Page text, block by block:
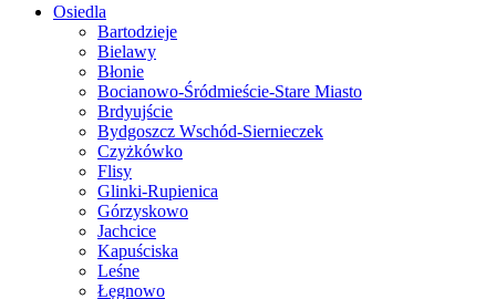
Osiedla
Bartodzieje
Bielawy
Błonie
Bocianowo-Śródmieście-Stare Miasto
Brdyujście
Bydgoszcz Wschód-Siernieczek
Czyżkówko
Flisy
Glinki-Rupienica
Górzyskowo
Jachcice
Kapuściska
Leśne
Łęgnowo